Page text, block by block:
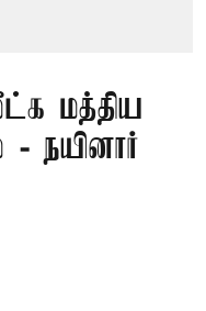
மத்திய
நயினார்